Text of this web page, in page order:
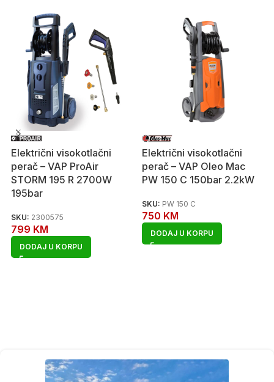
Električni visokotlačni
perač – VAP ProAir
STORM 195 R 2700W
195bar
SKU: 2300575
799 KM
DODAJ U KORPU
Električni visokotlačni
perač – VAP Oleo Mac
PW 150 C 150bar 2.2kW
SKU: PW 150 C
750 KM
DODAJ U KORPU